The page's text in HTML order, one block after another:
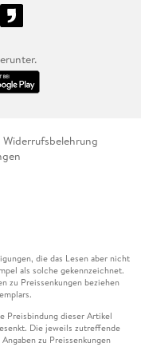
Widerrufsbelehrung
die das Lesen aber nicht
als solche gekennzeichnet.
zu Preissenkungen beziehen
Preisbindung dieser Artikel
Die jeweils zutreffende
zu Preissenkungen